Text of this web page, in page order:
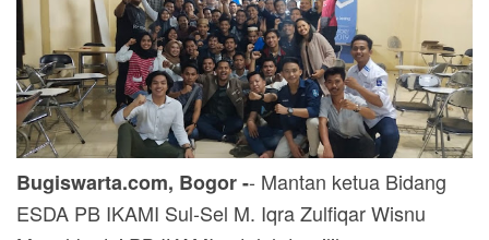
Bugiswarta.com, Bogor -- Mantan ketua Bidang
ESDA PB IKAMI Sul-Sel M. Iqra Zulfiqar Wisnu